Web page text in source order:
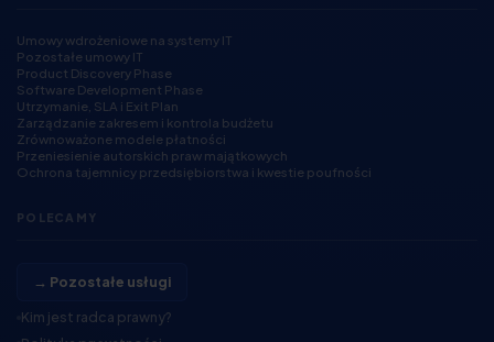
Umowy wdrożeniowe na systemy IT
Pozostałe umowy IT
Product Discovery Phase
Software Development Phase
Utrzymanie, SLA i Exit Plan
Zarządzanie zakresem i kontrola budżetu
Zrównoważone modele płatności
Przeniesienie autorskich praw majątkowych
Ochrona tajemnicy przedsiębiorstwa i kwestie poufności
POLECAMY
→ Pozostałe usługi
Kim jest radca prawny?